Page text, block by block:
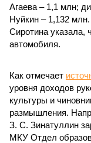
Агаева – 1,1 млн;
Нуйкин – 1,132
Сиротина указала,
автомобиля.
Как отмечает
уровня доходов
культуры и
размышления.
З. С. Зинатуллин
МКУ Отдел